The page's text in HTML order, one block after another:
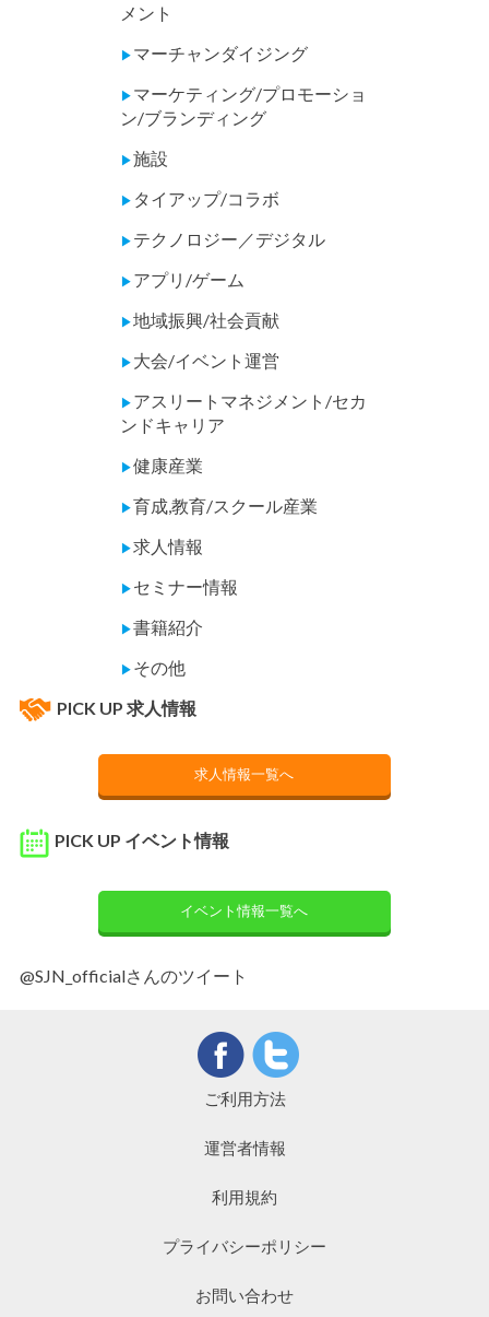
メント
▶ マーチャンダイジング
▶ マーケティング/プロモーショ
ン/ブランディング
▶施設
▶ タイアップ/コラボ
▶ テクノロジー／デジタル
▶ アプリ/ゲーム
▶地域振興/社会貢献
▶ 大会/イベント運営
▶ アスリートマネジメント/セカ
ンドキャリア
▶健康産業
▶育成,教育/スクール産業
▶求人情報
▶ セミナー情報
▶書籍紹介
▶ その他
PICK UP 求人情報
求人情報一覧へ
PICK UP イベント情報
イベント情報一覧へ
@SJN_officialさんのツイート
ご利用方法
運営者情報
利用規約
プライバシーポリシー
お問い合わせ